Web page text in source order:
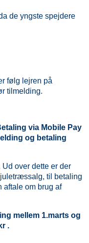
de yngste spejdere
følg lejren på
tilmelding.
via Mobile Pay
og betaling
over dette er der
til betaling
aftale om brug af
mellem 1.marts og
.